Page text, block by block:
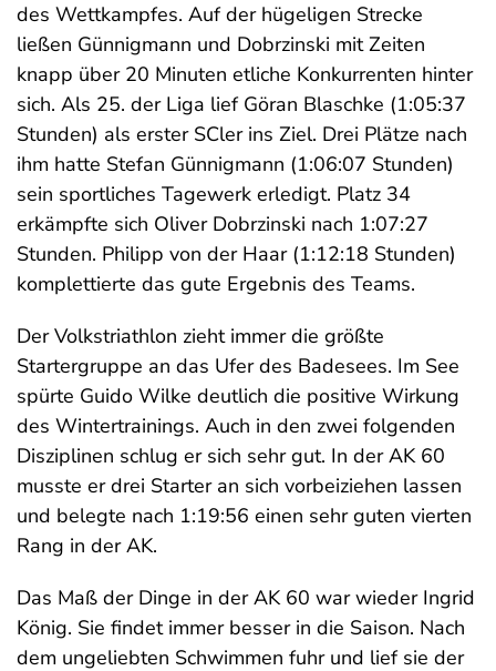
des Wettkampfes. Auf der hügeligen Strecke
ließen Günnigmann und Dobrzinski mit Zeiten
knapp über 20 Minuten etliche Konkurrenten hinter
sich. Als 25. der Liga lief Göran Blaschke (1:05:37
Stunden) als erster SCler ins Ziel. Drei Plätze nach
ihm hatte Stefan Günnigmann (1:06:07 Stunden)
sein sportliches Tagewerk erledigt. Platz 34
erkämpfte sich Oliver Dobrzinski nach 1:07:27
Stunden. Philipp von der Haar (1:12:18 Stunden)
komplettierte das gute Ergebnis des Teams.
Der Volkstriathlon zieht immer die größte
Startergruppe an das Ufer des Badesees. Im See
spürte Guido Wilke deutlich die positive Wirkung
des Wintertrainings. Auch in den zwei folgenden
Disziplinen schlug er sich sehr gut. In der AK 60
musste er drei Starter an sich vorbeiziehen lassen
und belegte nach 1:19:56 einen sehr guten vierten
Rang in der AK.
Das Maß der Dinge in der AK 60 war wieder Ingrid
König. Sie findet immer besser in die Saison. Nach
dem ungeliebten Schwimmen fuhr und lief sie der